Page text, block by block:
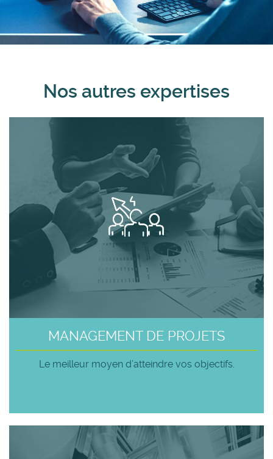
Nos autres expertises
MANAGEMENT DE PROJETS
Le meilleur moyen d’atteindre vos objectifs.